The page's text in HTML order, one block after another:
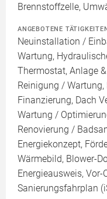
Brennstoffzelle,
ANGEBOTENE
Neuinstallation /
Wartung,
Thermostat, Anlage
Reinigung /
Finanzierung, Dach
Wartung /
Renovierung /
Energiekonzept,
Wärmebild, Blower-
Energieausweis,
Sanierungsfahrplan